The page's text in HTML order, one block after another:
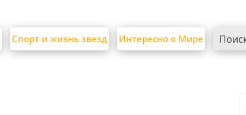
Спорт и жизнь звезд Интересно о Мире